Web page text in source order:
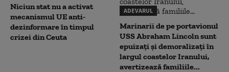
Niciun stat nu a activat
mecanismul UE anti-
dezinformare în timpul
crizei din Ceuta
ADEVARUL
Marinarii de pe portavionul
USS Abraham Lincoln sunt
epuizați și demoralizați în
largul coastelor Iranului,
avertizează familiile...